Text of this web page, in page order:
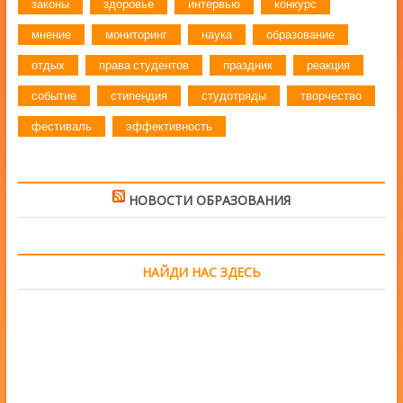
законы здоровье интервью конкурс
мнение мониторинг наука образование
отдых права студентов праздник реакция
событие стипендия студотряды творчество
фестиваль эффективность
НОВОСТИ ОБРАЗОВАНИЯ
НАЙДИ НАС ЗДЕСЬ